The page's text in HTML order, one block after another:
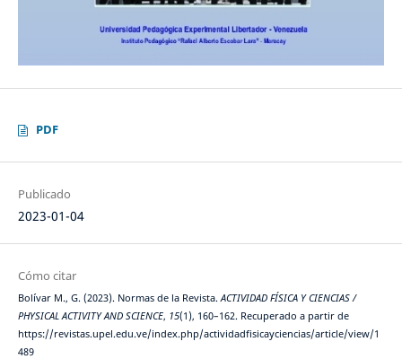
PDF
Publicado
2023-01-04
Cómo citar
Bolívar M., G. (2023). Normas de la Revista. ACTIVIDAD FÍSICA Y CIENCIAS /
PHYSICAL ACTIVITY AND SCIENCE, 15(1), 160–162. Recuperado a partir de
https://revistas.upel.edu.ve/index.php/actividadfisicayciencias/article/view/1
489